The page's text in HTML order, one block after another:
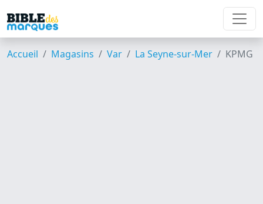
Accueil Magasins Var La Seyne-sur-Mer KPMG